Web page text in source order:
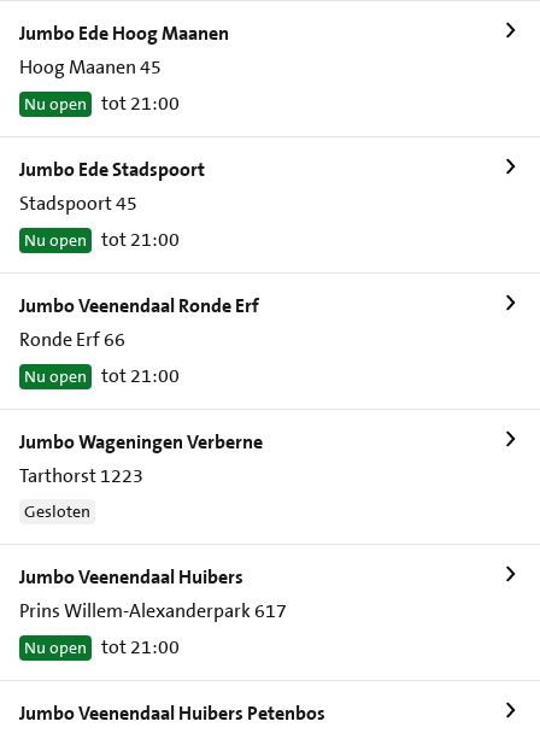
Jumbo Ede Hoog Maanen
Hoog Maanen 45
Nu open tot 21:00
Jumbo Ede Stadspoort
Stadspoort 45
Nu open tot 21:00
Jumbo Veenendaal Ronde Erf
Ronde Erf 66
Nu open tot 21:00
Jumbo Wageningen Verberne
Tarthorst 1223
Gesloten
Jumbo Veenendaal Huibers
Prins Willem-Alexanderpark 617
Nu open tot 21:00
Jumbo Veenendaal Huibers Petenbos